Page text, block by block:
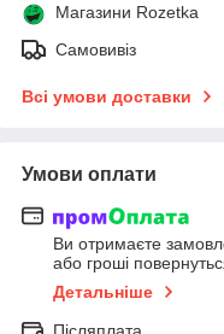
Магазини Rozetka
Самовивіз
Всі умови доставки
Умови оплати
Ви отримаєте
або гроші
Детальніше